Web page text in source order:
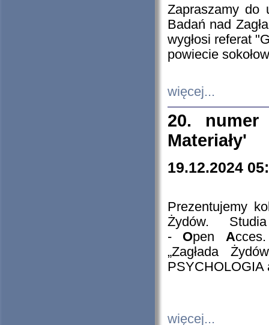
Zapraszamy do
Badań nad
wygłosi referat
powiecie
więcej...
20. numer
Materiały'
19.12.2024
Prezentujemy
Żydów.
- Open A
„Zagłada
PSYCHOLOGIA
więcej...